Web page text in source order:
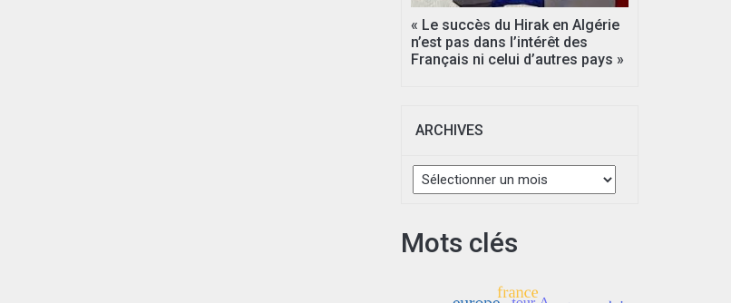
« Le succès du Hirak en Algérie
n’est pas dans l’intérêt des
Français ni celui d’autres pays »
ARCHIVES
Archives
Mots clés